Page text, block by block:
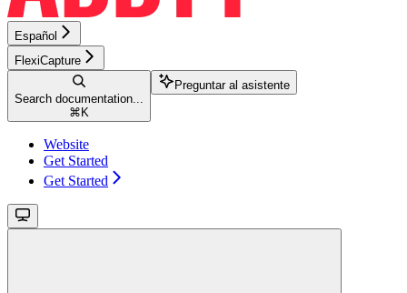
Español
FlexiCapture
Search documentation...
⌘ K
Preguntar al asistente
Website
Get Started
Get Started